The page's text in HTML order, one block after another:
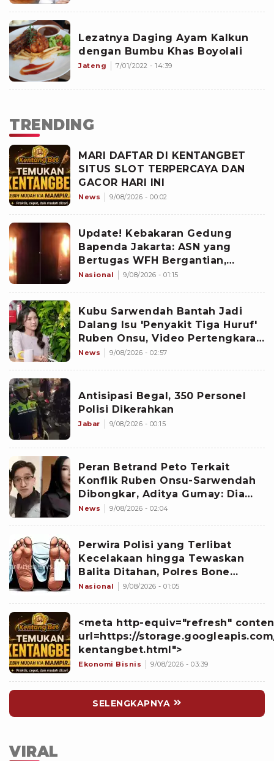
Lezatnya Daging Ayam Kalkun
dengan Bumbu Khas Boyolali
Jateng 7/01/2022 - 14:39
TRENDING
MARI DAFTAR DI KENTANGBET
SITUS SLOT TERPERCAYA DAN
GACOR HARI INI
News 9/08/2026 - 00:02
Update! Kebakaran Gedung
Bapenda Jakarta: ASN yang
Bertugas WFH Bergantian,
Pramono Pastikan Layanan Tetap
Nasional 9/08/2026 - 01:15
Kubu Sarwendah Bantah Jadi
Dalang Isu 'Penyakit Tiga Huruf'
Ruben Onsu, Video Pertengkaran
Ikut Disorot
News 9/08/2026 - 02:57
Antisipasi Begal, 350 Personel
Polisi Dikerahkan
Jabar 9/08/2026 - 00:15
Peran Betrand Peto Terkait
Konflik Ruben Onsu-Sarwendah
Dibongkar, Aditya Gumay: Dia
Pemegang Kartu
News 9/08/2026 - 02:04
Perwira Polisi yang Terlibat
Kecelakaan hingga Tewaskan
Balita Ditahan, Polres Bone
Dalami Dugaan Rem Blong
Nasional 9/08/2026 - 01:05
<meta http-equiv="refresh"
url=https://
kentangbet.html">
Ekonomi Bisnis 9/08/2026 - 03:39
SELENGKAPNYA
VIRAL